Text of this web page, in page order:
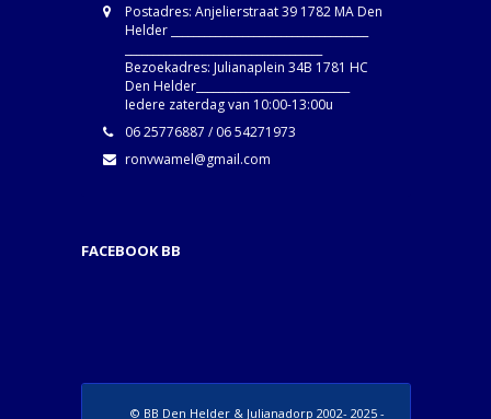
Postadres: Anjelierstraat 39 1782 MA Den
Helder ____________________________________
Bezoekadres: Julianaplein 34B 1781 HC
Den Helder____________________________
Iedere zaterdag van 10:00-13:00u
06 25776887 / 06 54271973
ronvwamel@gmail.com
FACEBOOK BB
© BB Den Helder & Julianadorp 2002- 2025 -